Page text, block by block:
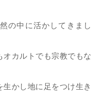
の中に活かしてきまし
カルトでも宗教でもな
かし地に足をつけ生き